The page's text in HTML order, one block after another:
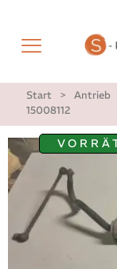
Start > Antrieb
15008112